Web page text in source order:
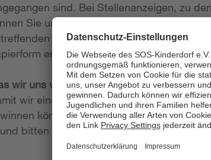
sind. Bei Stellenanzeigen, zu
Sie uns Ihre Unterlagen per E-Mail
Stellenanzeige angegeben.
entgegen.
wir uns von Ihrer Bewerbung wünschen
wir einen möglichst konkreten
können, legen wir großen Wert auf
bitten wir Sie, von Kurzbewerbungen